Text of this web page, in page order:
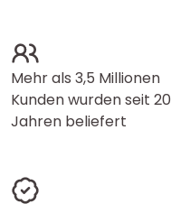
Mehr als 3,5 Millionen
Kunden wurden seit 20
Jahren beliefert